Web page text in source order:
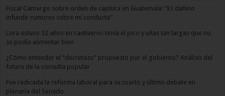
Fiscal Camargo sobre orden de captura en Guatemala: “Es dañino
infundir rumores sobre mi conducta”
Lora estuvo 32 años en cautiverio: tenía el pico y uñas tan largas que no
se podía alimentar bien
¿Cómo entender el “decretazo” propuesto por el gobierno? Análisis del
futuro de la consulta popular
Fue radicada la reforma laboral para su cuarto y último debate en
plenaria del Senado